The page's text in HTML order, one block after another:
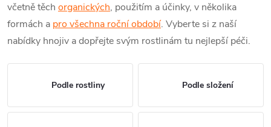
včetně těch organických, použitím a účinky, v několika
formách a pro všechna roční období. Vyberte si z naší
nabídky hnojiv a dopřejte svým rostlinám tu nejlepší péči.
Podle rostliny Podle složení